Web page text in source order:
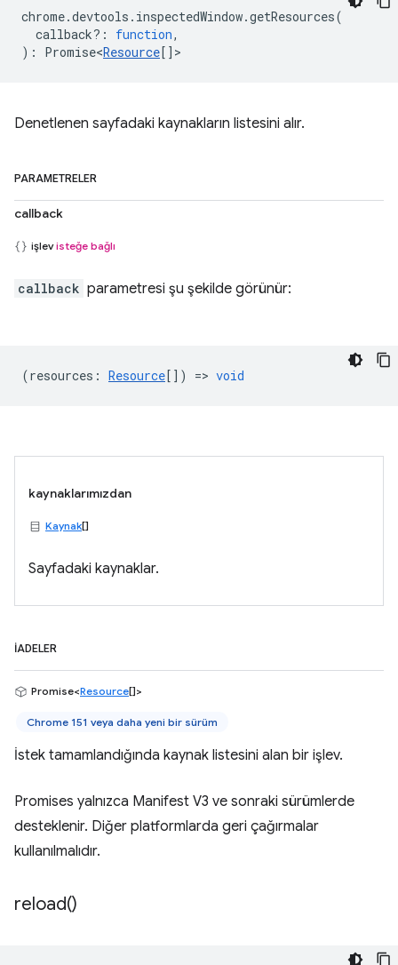
chrome.devtools . inspectedWindow.getResources(
callback? : function,
) : Promise<Resource[] >
Denetlenen sayfadaki kaynakların listesini alır.
PARAMETRELER
callback
işlevisteğe bağlı
callback parametresi şu şekilde görünür:
(resources : Resource[]) => void
kaynaklarımızdan
Kaynak[]
Sayfadaki kaynaklar.
İADELER
Promise<Resource[]>
Chrome 151 veya daha yeni bir sürüm
İstek tamamlandığında kaynak listesini alan bir işlev.
Promises yalnızca Manifest V3 ve sonraki sürümlerde
desteklenir. Diğer platformlarda geri çağırmalar
kullanılmalıdır.
reload()